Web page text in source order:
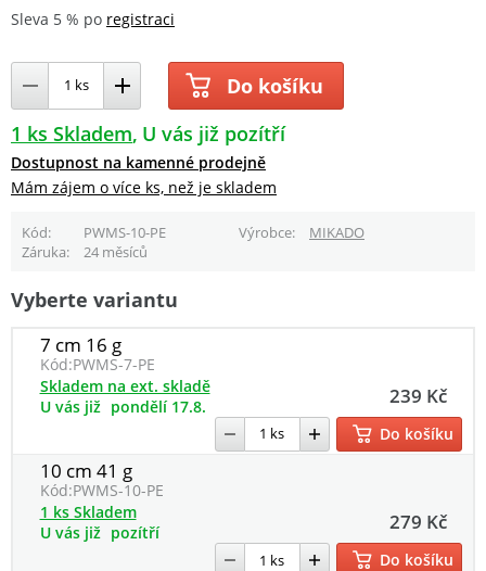
Sleva 5 % po registraci
Do košíku
1 ks Skladem U vás již pozítří
Dostupnost na kamenné prodejně
Mám zájem o více ks, než je skladem
Kód PWMS-10-PE Výrobce
MIKADO
Záruka
24 měsíců
Vyberte variantu
7 cm 16 g
Kód:PWMS-7-PE
239 Kč
Skladem na ext. skladě
U vás již pondělí 17.8.
Do košíku
10 cm 41 g
Kód:PWMS-10-PE
279 Kč
1 ks Skladem
U vás již pozítří
Do košíku